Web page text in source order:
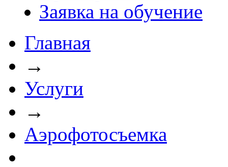
Заявка на обучение
Главная
→
Услуги
→
Аэрофотосъемка